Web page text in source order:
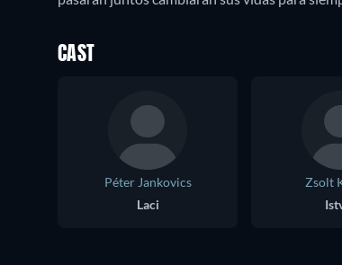
CAST
Péter Jankovics
Laci
Zsolt